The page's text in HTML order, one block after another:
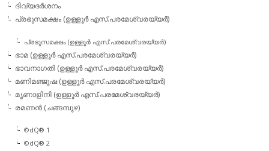
ദിവ്യദര്‍ശനം
പ്രഭുസമക്ഷം (ഉള്ളൂര്‍ എസ്.പരമേശ്വരയ്യര്‍)
പ്രഭുസമക്ഷം (ഉള്ളൂര്‍ എസ്.പരമേശ്വരയ്യര്‍)
ഭാമ (ഉള്ളൂര്‍ എസ്.പരമേശ്വരയ്യര്‍)
ഭാവനാഗതി (ഉള്ളൂര്‍ എസ്.പരമേശ്വരയ്യര്‍)
മണിമഞ്ജുഷ (ഉള്ളൂര്‍ എസ്.പരമേശ്വരയ്യര്‍)
മൃണാളിനി (ഉള്ളൂര്‍ എസ്.പരമേശ്വരയ്യര്‍)
രമണന്‍ (ചങ്ങമ്പുഴ)
©dQ® 1
©dQ® 2